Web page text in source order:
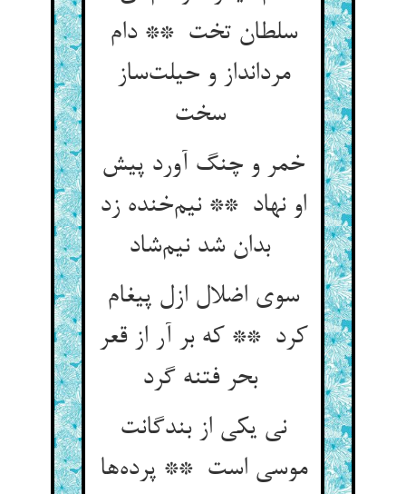
سلطان تخت ** دام
مردانداز و حیلت‌ساز
سخت
خمر و چنگ آورد پیش
او نهاد ** نیم‌خنده زد
بدان شد نیم‌شاد
سوی اضلال ازل پیغام
کرد ** که بر آر از قعر
بحر فتنه گرد
نی یکی از بندگانت
موسی است ** پرده‌ها